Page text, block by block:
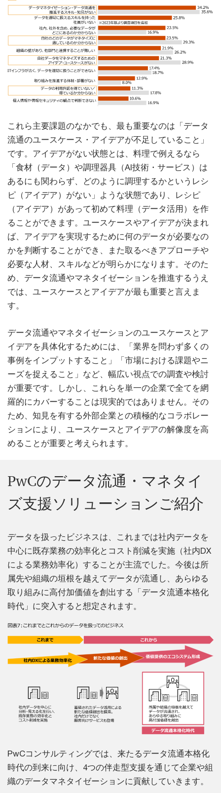
これら主要課題のなかでも、最も重要なのは「データ
流通のユースケース・アイデアが不足していること」
です。アイデアがない状態とは、料理で例えるなら
「食材（データ）や調理器具（AI技術・サービス）は
あるにも関わらず、どのように調理するかというレシ
ピ（アイデア）がない」ような状態であり、レシピ
（アイデア）があって初めて料理（データ活用）を作
ることができます。ユースケースやアイデアが決まれ
ば、アイデアを実現するために何のデータが必要なの
かを判断することができ、また取るべきアプローチや
必要な人材、スキルなどが明らかになります。そのた
め、データ流通やマネタイゼーションを推進するうえ
では、ユースケースとアイデアが最も重要と言えま
す。
データ流通やマネタイゼーションのユースケースとア
イデアを具体化するためには、「業界を問わず多くの
事例をインプットすること」「市場における課題やニ
ーズを捉えること」など、幅広い視点での調査や検討
が重要です。しかし、これらを単一の企業で全てを網
羅的にカバーすることは現実的ではありません。その
ため、知見を有する外部企業との積極的なコラボレー
ションにより、ユースケースとアイデアの解像度を高
めることが重要と考えられます。
PwCのデータ流通・マネタイ
ズ支援ソリューションご紹介
データを扱ったビジネスは、これまでは社内データを
中心に既存業務の効率化とコスト削減を実施（社内DX
による業務効率化）することが主流でした。今後は所
属先や組織の垣根を越えてデータが流通し、あらゆる
取り組みに高付加価値を創出する「データ流通本格化
時代」に突入すると想定されます。
PwCコンサルティングでは、来たるデータ流通本格化
時代の到来に向け、4つの伴走型支援を通じて企業や組
織のデータマネタイゼーションに貢献していきます。